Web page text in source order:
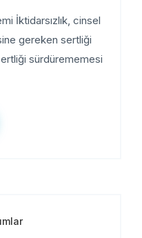
İktidarsızlık, cinsel
gereken sertliği
sürdürememesi